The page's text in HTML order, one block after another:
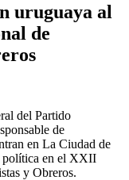
uruguaya al
de
del Partido
de
en La Ciudad de
política en el XXII
y Obreros.